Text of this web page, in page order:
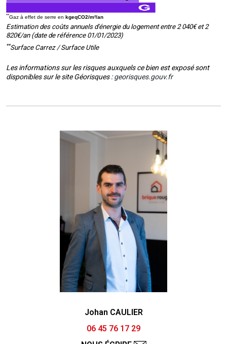
**Gaz à effet de serre en kgeqCO2/m²/an
Estimation des coûts annuels d'énergie du logement entre 2 040€ et 2
820€/an (date de référence 01/01/2023)
**Surface Carrez / Surface Utile
Les informations sur les risques auxquels ce bien est exposé sont
disponibles sur le site Géorisques :georisques.gouv.fr
Johan CAULIER
06 45 76 17 29